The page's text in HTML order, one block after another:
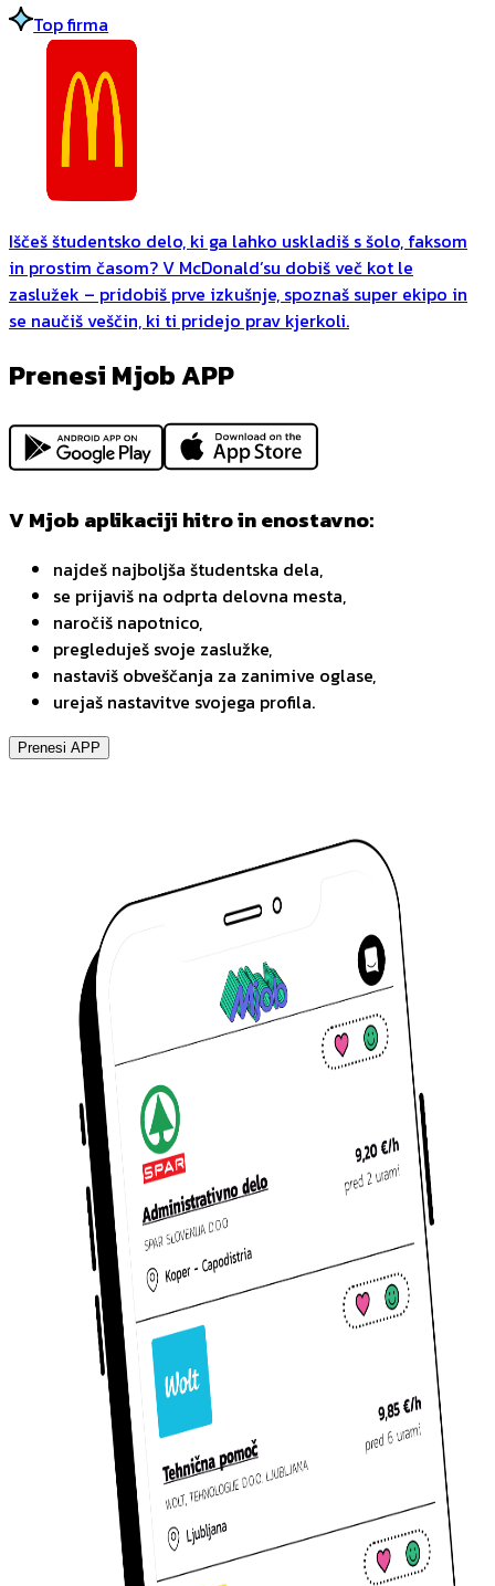
Top firma
Iščeš študentsko delo, ki ga lahko uskladiš s šolo, faksom
in prostim časom? V McDonald’su dobiš več kot le
zaslužek – pridobiš prve izkušnje, spoznaš super ekipo in
se naučiš veščin, ki ti pridejo prav kjerkoli.
Prenesi Mjob APP
V Mjob aplikaciji hitro in enostavno:
najdeš najboljša študentska dela,
se prijaviš na odprta delovna mesta,
naročiš napotnico,
pregleduješ svoje zaslužke,
nastaviš obveščanja za zanimive oglase,
urejaš nastavitve svojega profila.
Prenesi APP